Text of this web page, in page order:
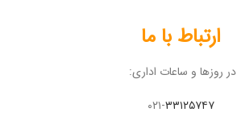
ارتباط با ما
در روزها و ساعات اداری:
۰۲۱-۳۳۱۲۵۷۴۷